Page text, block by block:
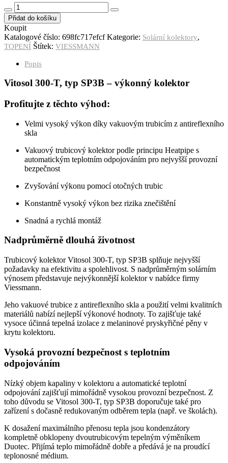
Přidat do košíku
Koupit
Katalogové číslo: 698fc717efcf Kategorie: Solární kolektory,
TOPENÍ Štítek: VIESSMANN
Popis
Vitosol 300-T, typ SP3B – výkonný kolektor
Profitujte z těchto výhod:
Velmi vysoký výkon díky vakuovým trubicím z antireflexního
skla
Vakuový trubicový kolektor podle principu Heatpipe s
automatickým teplotním odpojováním pro nejvyšší provozní
bezpečnost
Zvyšování výkonu pomocí otočných trubic
Konstantně vysoký výkon bez rizika znečištění
Snadná a rychlá montáž
Nadprůměrně dlouhá životnost
Trubicový kolektor Vitosol 300-T, typ SP3B splňuje nejvyšší
požadavky na efektivitu a spolehlivost. S nadprůměrným solárním
výnosem představuje nejvýkonnější kolektor v nabídce firmy
Viessmann.
Jeho vakuové trubice z antireflexního skla a použití velmi kvalitních
materiálů nabízí nejlepší výkonové hodnoty. To zajišťuje také
vysoce účinná tepelná izolace z melaninové pryskyřičné pěny v
krytu kolektoru.
Vysoká provozní bezpečnost s teplotním
odpojováním
Nízký objem kapaliny v kolektoru a automatické teplotní
odpojování zajišťují mimořádně vysokou provozní bezpečnost. Z
toho důvodu se Vitosol 300-T, typ SP3B doporučuje také pro
zařízení s dočasně redukovaným odběrem tepla (např. ve školách).
K dosažení maximálního přenosu tepla jsou kondenzátory
kompletně obklopeny dvoutrubicovým tepelným výměníkem
Duotec. Přijímá teplo mimořádně dobře a předává je na proudící
teplonosné médium.